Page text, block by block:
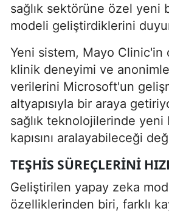
sağlık sektörüne özel yeni
modeli geliştirdiklerini
Yeni sistem, Mayo Clinic'in
klinik deneyimi ve
verilerini Microsoft'un
altyapısıyla bir araya
sağlık teknolojilerinde yeni
kapısını aralayabileceği
TEŞHIS SÜREÇLERINI
Geliştirilen yapay zeka
özelliklerinden biri, farklı